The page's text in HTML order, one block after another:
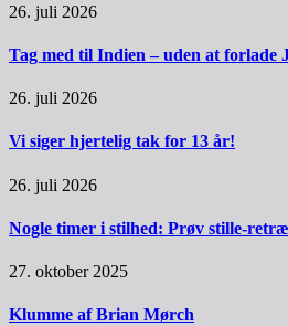
26. juli 2026
Tag med til Indien – uden at forlade
26. juli 2026
Vi siger hjertelig tak for 13 år!
26. juli 2026
Nogle timer i stilhed: Prøv stille-
27. oktober 2025
Klumme af Brian Mørch